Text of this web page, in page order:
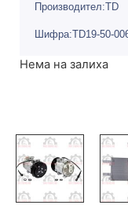
Производител:TD
Шифра:TD19-50-
Нема на залиха